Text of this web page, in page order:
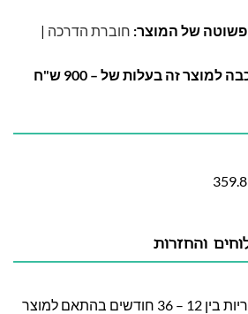
של המוצר: חוברת הדרכה |
למוצר זה בעלות של – 900 ש"ח
רוחב 295.8 ס"מ | אורך 359.8
והחזרות
חברת לה גן מעניקה אחריות בין 12 – 36 חודשים בהתאם למוצר